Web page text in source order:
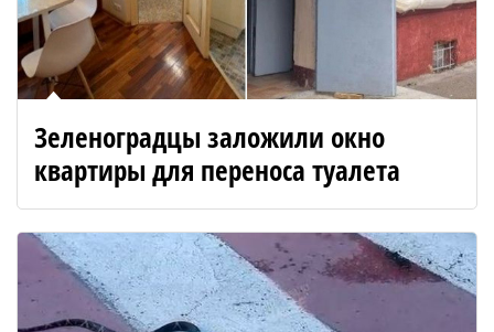
Зеленоградцы заложили окно
квартиры для переноса туалета